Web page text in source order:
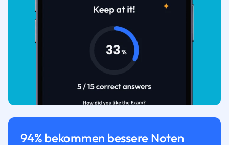
94% bekommen bessere Noten